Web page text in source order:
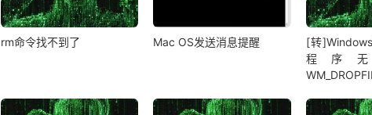
rm命令找不到了 Mac OS发送消息提醒
[转
程序